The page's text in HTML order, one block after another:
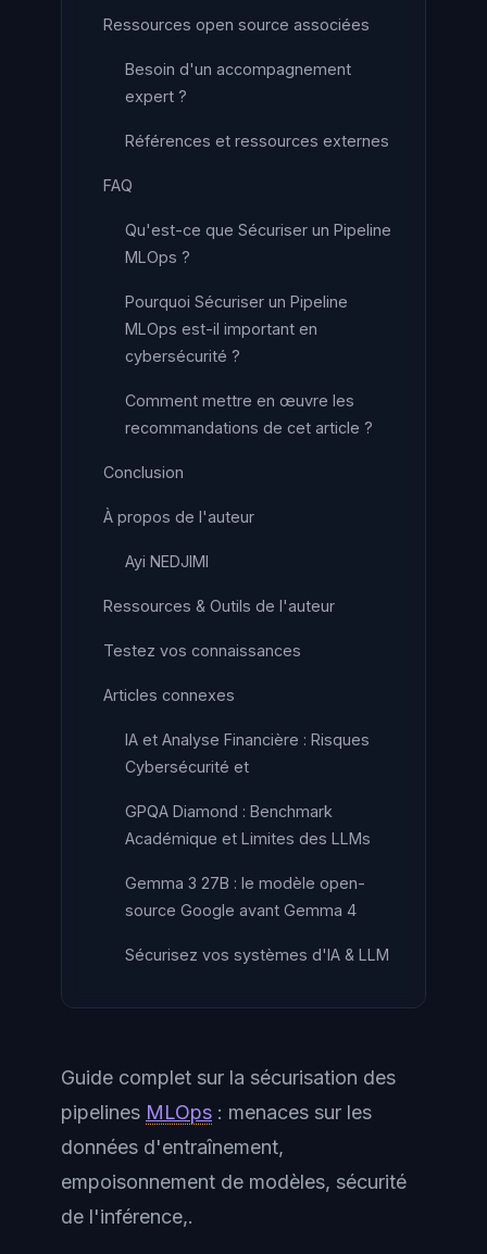
Ressources open source associées
Besoin d'un accompagnement
expert ?
Références et ressources externes
FAQ
Qu'est-ce que Sécuriser un Pipeline
MLOps ?
Pourquoi Sécuriser un Pipeline
MLOps est-il important en
cybersécurité ?
Comment mettre en œuvre les
recommandations de cet article ?
Conclusion
À propos de l'auteur
Ayi NEDJIMI
Ressources & Outils de l'auteur
Testez vos connaissances
Articles connexes
IA et Analyse Financière : Risques
Cybersécurité et
GPQA Diamond : Benchmark
Académique et Limites des LLMs
Gemma 3 27B : le modèle open-
source Google avant Gemma 4
Sécurisez vos systèmes d'IA & LLM
Guide complet sur la sécurisation des
pipelines MLOps : menaces sur les
données d'entraînement,
empoisonnement de modèles, sécurité
de l'inférence,.